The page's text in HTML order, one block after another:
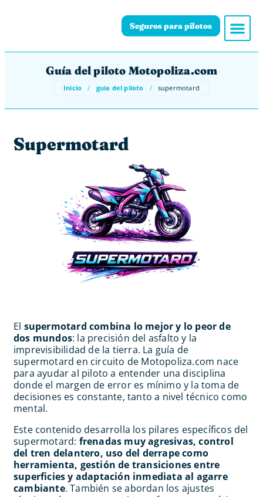
Seguros para pilotos
Guía del piloto Motopoliza.com
Inicio / guia del piloto / supermotard
Supermotard
El supermotard combina lo mejor y lo peor de
dos mundos: la precisión del asfalto y la
imprevisibilidad de la tierra. La guía de
supermotard en circuito de Motopoliza.com nace
para ayudar al piloto a entender una disciplina
donde el margen de error es mínimo y la toma de
decisiones es constante, tanto a nivel técnico como
mental.
Este contenido desarrolla los pilares específicos del
supermotard: frenadas muy agresivas, control
del tren delantero, uso del derrape como
herramienta, gestión de transiciones entre
superficies y adaptación inmediata al agarre
cambiante. También se abordan los ajustes